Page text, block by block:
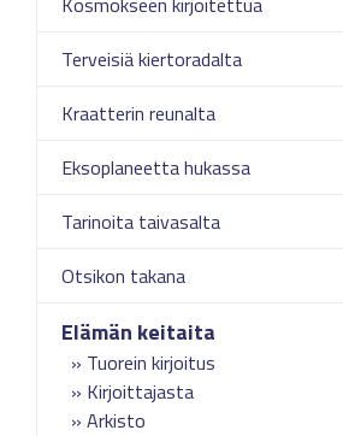
Terveisiä kiertoradalta
Kraatterin reunalta
Eksoplaneetta hukassa
Tarinoita taivasalta
Otsikon takana
Elämän keitaita
Tuorein kirjoitus
Kirjoittajasta
Arkisto